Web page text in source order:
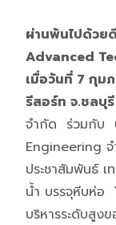
ผ่านพ้นไปด้วย
Advanced
เมื่อวันที่ 7 กุม
รีสอร์ท จ.ชลบุรี
จำกัด ร่วมกับ
Engineering จ
ประชาสัมพันธ์
น้ำ บรรจุหีบห่อ
บริหารระดับสูง